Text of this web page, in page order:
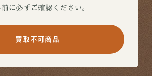
に必ずご確認ください。
買取不可商品